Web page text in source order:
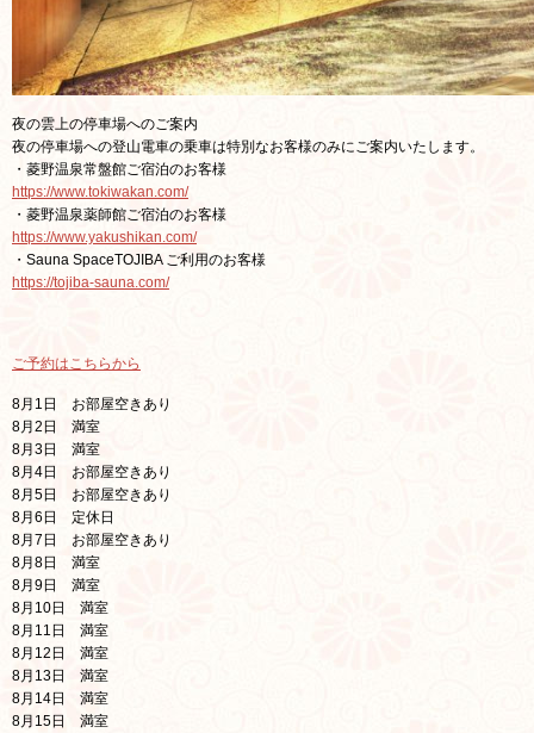
夜の雲上の停車場へのご案内
夜の停車場への登山電車の乗車は特別なお客様のみにご案内いたします。
・菱野温泉常盤館ご宿泊のお客様
https://www.tokiwakan.com/
・菱野温泉薬師館ご宿泊のお客様
https://www.yakushikan.com/
・Sauna SpaceTOJIBA ご利用のお客様
https://tojiba-sauna.com/
ご予約はこちらから
8月1日 お部屋空きあり
8月2日 満室
8月3日 満室
8月4日 お部屋空きあり
8月5日 お部屋空きあり
8月6日 定休日
8月7日 お部屋空きあり
8月8日 満室
8月9日 満室
8月10日 満室
8月11日 満室
8月12日 満室
8月13日 満室
8月14日 満室
8月15日 満室